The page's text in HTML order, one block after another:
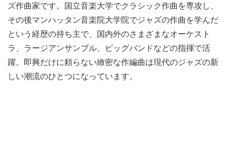
ズ作曲家です。国立音楽大学でクラシック作曲を専攻し、
その後マンハッタン音楽院大学院でジャズの作曲を学んだ
という経歴の持ち主で、国内外のさまざまなオーケスト
ラ、ラージアンサンブル、ビッグバンドなどの指揮で活
躍。即興だけに頼らない緻密な作編曲は現代のジャズの新
しい潮流のひとつになっています。